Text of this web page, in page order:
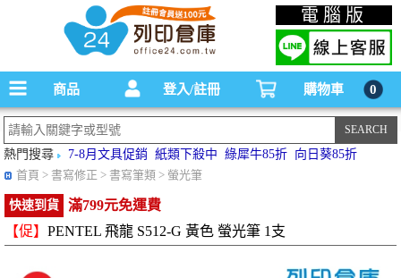
碳粉匣，墨水匣,原廠碳粉匣，副廠碳粉匣，環保碳粉匣,連續供墨印表機-office24列印
倉庫線上購物手機版
電腦版
商品 登入/註冊 購物車 0
熱門搜尋 7-8月文具促銷 紙類下殺中 綠犀牛85折 向日葵85折
首頁 > 書寫修正 > 書寫筆類 > 螢光筆
快速到貨
滿799元免運費
【促】 PENTEL 飛龍 S512-G 黃色 螢光筆 1支